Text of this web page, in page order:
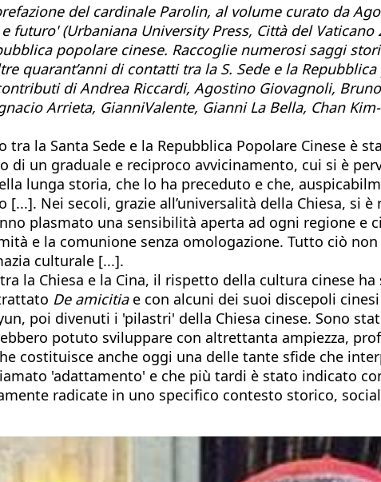
del cardinale Parolin, al volume curato da
futuro' (Urbaniana University Press, Città del
popolare cinese. Raccoglie numerosi saggi
quarant’anni di contatti tra la S. Sede e la
di Andrea Riccardi, Agostino Giovagnoli,
Arrieta, GianniValente, Gianni La Bella, Chan
tra la Santa Sede e la Repubblica Popolare Cinese
di un graduale e reciproco avvicinamento, cui si è
lunga storia, che lo ha preceduto e che,
[...]. Nei secoli, grazie all’universalità della Chiesa,
plasmato una sensibilità aperta ad ogni regione
e la comunione senza omologazione. Tutto ciò
culturale [...].
la Chiesa e la Cina, il rispetto della cultura cinese
De amicitiae con alcuni dei suoi discepoli
poi divenuti i 'pilastri' della Chiesa cinese. Sono
potuto sviluppare con altrettanta ampiezza,
costituisce anche oggi una delle tante sfide che
'adattamento' e che più tardi è stato indicato
radicate in uno specifico contesto storico,